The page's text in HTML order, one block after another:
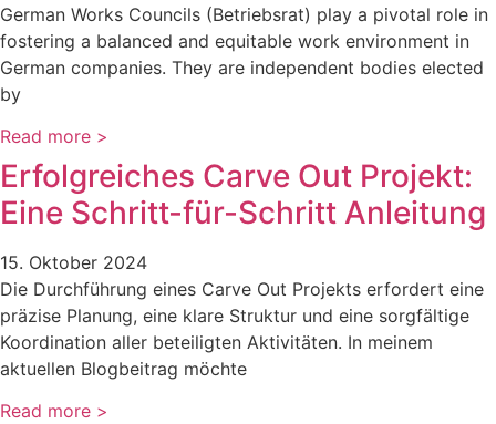
German Works Councils (Betriebsrat) play a pivotal role in
fostering a balanced and equitable work environment in
German companies. They are independent bodies elected
by
Read more >
Erfolgreiches Carve Out Projekt:
Eine Schritt-für-Schritt Anleitung
15. Oktober 2024
Die Durchführung eines Carve Out Projekts erfordert eine
präzise Planung, eine klare Struktur und eine sorgfältige
Koordination aller beteiligten Aktivitäten. In meinem
aktuellen Blogbeitrag möchte
Read more >